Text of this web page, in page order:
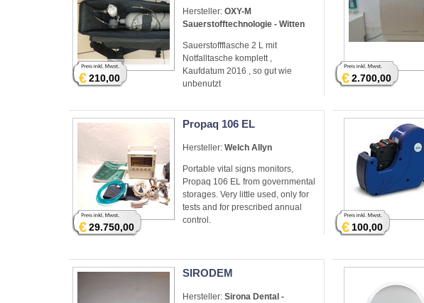
Hersteller: OXY-M
Sauerstofftechnologie - Witten
Sauerstoffflasche 2 L mit
Notfalltasche komplett ,
Kaufdatum 2016 , so gut wie
unbenutzt
€210,00 €2.700,00
Propaq 106 EL
Hersteller: Welch Allyn
Portable vital signs monitors,
Propaq 106 EL from governmental
storages. Very little used, only for
tests and for prescribed annual
control.
€29.750,00 €100,00
SIRODEM
Hersteller: Sirona Dental -